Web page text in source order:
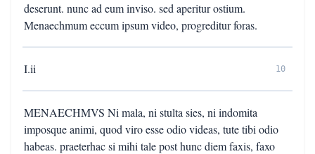
deserunt. nunc ad eum inviso. sed aperitur ostium.
Menaechmum eccum ipsum video, progreditur foras.
I.ii 10
MENAECHMVS Ni mala, ni stulta sies, ni indomita
imposque animi, quod viro esse odio videas, tute tibi odio
habeas. praeterhac si mihi tale post hunc diem faxis, faxo